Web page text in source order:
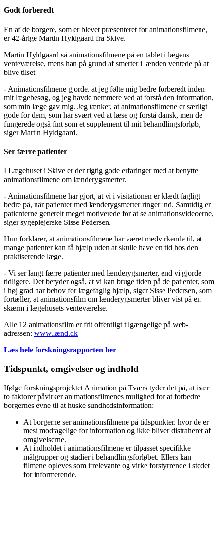
Godt forberedt
En af de borgere, som er blevet præsenteret for animationsfilmene,
er 42-årige Martin Hyldgaard fra Skive.
Martin Hyldgaard så animationsfilmene på en tablet i lægens
venteværelse, mens han på grund af smerter i lænden ventede på at
blive tilset.
- Animationsfilmene gjorde, at jeg følte mig bedre forberedt inden
mit lægebesøg, og jeg havde nemmere ved at forstå den information,
som min læge gav mig. Jeg tænker, at animationsfilmene er særligt
gode for dem, som har svært ved at læse og forstå dansk, men de
fungerede også fint som et supplement til mit behandlingsforløb,
siger Martin Hyldgaard.
Ser færre patienter
I Lægehuset i Skive er der rigtig gode erfaringer med at benytte
animationsfilmene om lænderygsmerter.
- Animationsfilmene har gjort, at vi i visitationen er klædt fagligt
bedre på, når patienter med lænderygsmerter ringer ind. Samtidig er
patienterne generelt meget motiverede for at se animationsvideoerne,
siger sygeplejerske Sisse Pedersen.
Hun forklarer, at animationsfilmene har været medvirkende til, at
mange patienter kan få hjælp uden at skulle have en tid hos den
praktiserende læge.
- Vi ser langt færre patienter med lænderygsmerter, end vi gjorde
tidligere. Det betyder også, at vi kan bruge tiden på de patienter, som
i høj grad har behov for lægefaglig hjælp, siger Sisse Pedersen, som
fortæller, at animationsfilm om lænderygsmerter bliver vist på en
skærm i lægehusets venteværelse.
Alle 12 animationsfilm er frit offentligt tilgængelige på web-
adressen: www.lænd.dk
Læs hele forskningsrapporten her
Tidspunkt, omgivelser og indhold
Ifølge forskningsprojektet Animation på Tværs tyder det på, at især
to faktorer påvirker animationsfilmenes mulighed for at forbedre
borgernes evne til at huske sundhedsinformation:
At borgerne ser animationsfilmene på tidspunkter, hvor de er
mest modtagelige for information og ikke bliver distraheret af
omgivelserne.
At indholdet i animationsfilmene er tilpasset specifikke
målgrupper og stadier i behandlingsforløbet. Ellers kan
filmene opleves som irrelevante og virke forstyrrende i stedet
for informerende.